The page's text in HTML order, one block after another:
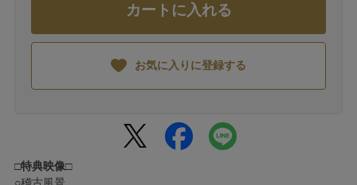
カートに入れる
お気に入りに登録する
□特典映像□
○稽古風景